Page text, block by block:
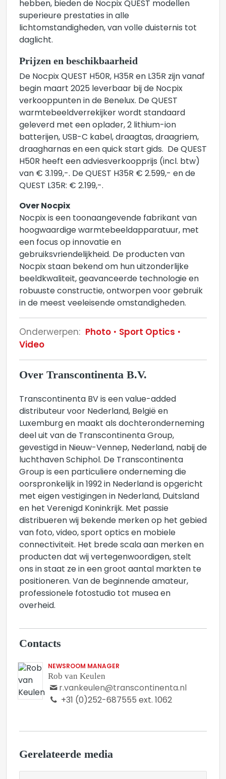
hebben, bieden de Nocpix QUEST modellen
superieure prestaties in alle
lichtomstandigheden, van volle duisternis tot
daglicht.
Prijzen en beschikbaarheid
De Nocpix QUEST H50R, H35R en L35R zijn vanaf
begin maart 2025 leverbaar bij de Nocpix
verkooppunten in de Benelux. De QUEST
warmtebeeldverrekijker wordt standaard
geleverd met een oplader, 2 lithium-ion
batterijen, USB-C kabel, draagtas, draagriem,
draagharnas en een quick start gids. De QUEST
H50R heeft een adviesverkoopprijs (incl. btw)
van € 3.199,-. De QUEST H35R € 2.599,- en de
QUEST L35R: € 2.199,-.
Over Nocpix
Nocpix is een toonaangevende fabrikant van
hoogwaardige warmtebeeldapparatuur, met
een focus op innovatie en
gebruiksvriendelijkheid. De producten van
Nocpix staan bekend om hun uitzonderlijke
beeldkwaliteit, geavanceerde technologie en
robuuste constructie, ontworpen voor gebruik
in de meest veeleisende omstandigheden.
Onderwerpen: Photo
Sport Optics
Video
Over Transcontinenta B.V.
Transcontinenta BV is een value-added
distributeur voor Nederland, België en
Luxemburg en maakt als dochteronderneming
deel uit van de Transcontinenta Group,
gevestigd in Nieuw-Vennep, Nederland, nabij de
luchthaven Schiphol. De Transcontinenta
Group is een particuliere onderneming die
oorspronkelijk in 1992 in Nederland is opgericht
met eigen vestigingen in Nederland, Duitsland
en het Verenigd Koninkrijk. Met passie
distribueren wij bekende merken op het gebied
van foto, video, sport optics en mobiele
connectiviteit. Het brede scala aan merken en
producten dat wij vertegenwoordigen, stelt
ons in staat ze in een groot aantal markten te
positioneren. Van de beginnende amateur,
professionele fotostudio tot musea en
overheid.
Contacts
NEWSROOM MANAGER
Rob van Keulen
r.vankeulen@transcontinenta.nl
+31 (0)252-687555 ext. 1062
Gerelateerde media